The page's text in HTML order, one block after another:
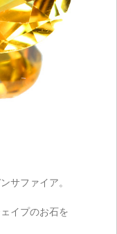
サファイア。
イプのお石を